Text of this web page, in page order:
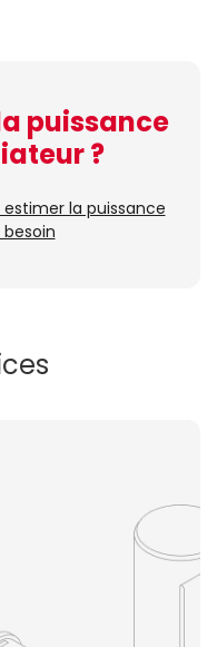
puissance
?
la puissance